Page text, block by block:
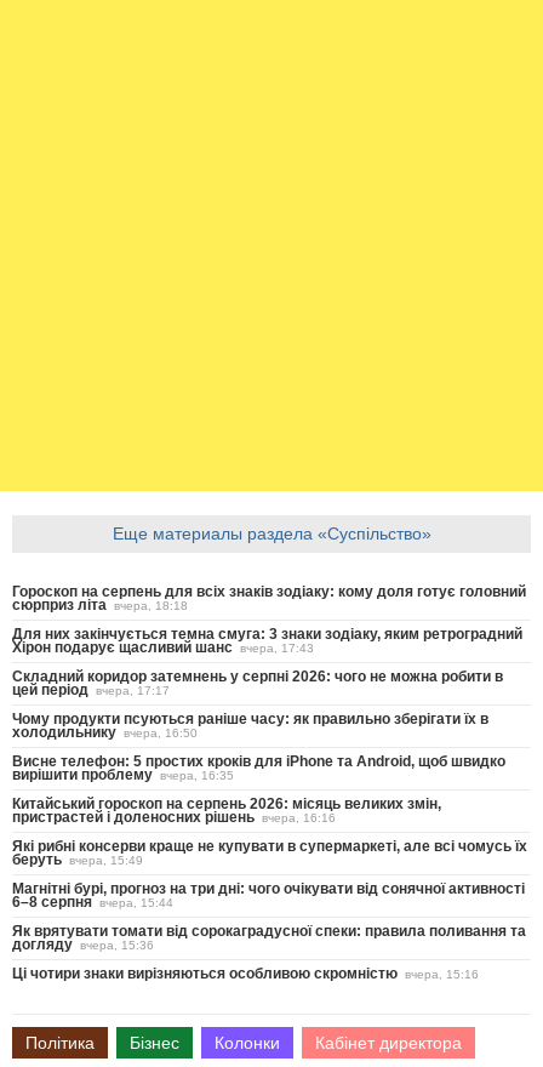
Еще материалы раздела «Суспільство»
Гороскоп на серпень для всіх знаків зодіаку: кому доля готує головний
сюрприз літа вчера, 18:18
Для них закінчується темна смуга: 3 знаки зодіаку, яким ретроградний
Хірон подарує щасливий шанс вчера, 17:43
Складний коридор затемнень у серпні 2026: чого не можна робити в
цей період вчера, 17:17
Чому продукти псуються раніше часу: як правильно зберігати їх в
холодильнику вчера, 16:50
Висне телефон: 5 простих кроків для iPhone та Android, щоб швидко
вирішити проблему вчера, 16:35
Китайський гороскоп на серпень 2026: місяць великих змін,
пристрастей і доленосних рішень вчера, 16:16
Які рибні консерви краще не купувати в супермаркеті, але всі чомусь їх
беруть вчера, 15:49
Магнітні бурі, прогноз на три дні: чого очікувати від сонячної активності
6–8 серпня вчера, 15:44
Як врятувати томати від сорокаградусної спеки: правила поливання та
догляду вчера, 15:36
Ці чотири знаки вирізняються особливою скромністю вчера, 15:16
Політика Бізнес Колонки Кабінет директора